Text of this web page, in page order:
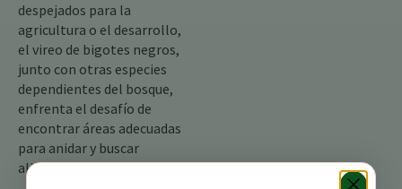
despejados para la
agricultura o el desarrollo,
el vireo de bigotes negros,
junto con otras especies
dependientes del bosque,
enfrenta el desafío de
encontrar áreas adecuadas
para anidar y buscar
alimento.